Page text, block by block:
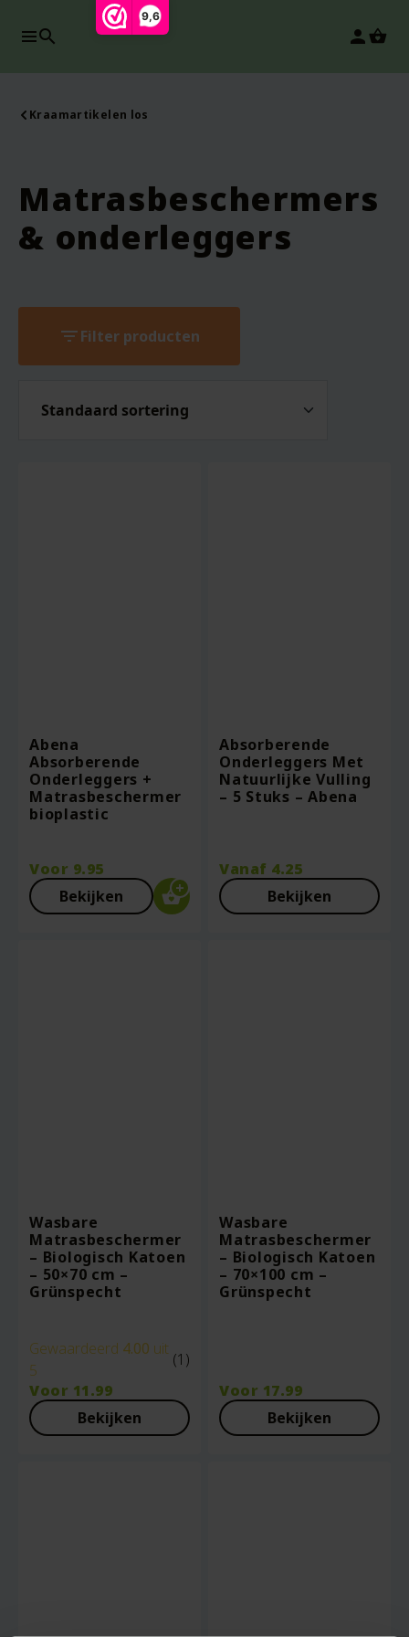
9,6
search person
Kraamartikelen los
Matrasbeschermers
& onderleggers
filter_listFilter producten
Abena
Absorberende
Onderleggers +
Matrasbeschermer
bioplastic
Voor 9.95
Bekijken
Absorberende
Onderleggers Met
Natuurlijke Vulling
– 5 Stuks – Abena
Vanaf 4.25
Bekijken
Wasbare
Matrasbeschermer
– Biologisch Katoen
– 50×70 cm –
Grünspecht
Gewaardeerd 4.00 uit
5
(1)
Voor 11.99
Bekijken
Wasbare
Matrasbeschermer
– Biologisch Katoen
– 70×100 cm –
Grünspecht
Voor 17.99
Bekijken